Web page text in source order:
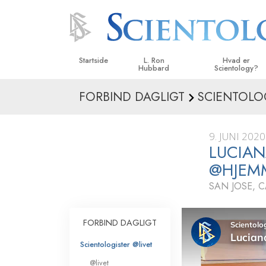
Startside L. Ron
Hubbard
Hvad er
Scientology?
Anskuelser og
Hvad scientologer
om Scientology
Mød en scientolog
De
i Scientology
En introduktion til
FORBIND DAGLIGT
9. JUNI 2020
SAN JOSE,
FORBIND DAGLIGT
Scientologister @livet
@livet